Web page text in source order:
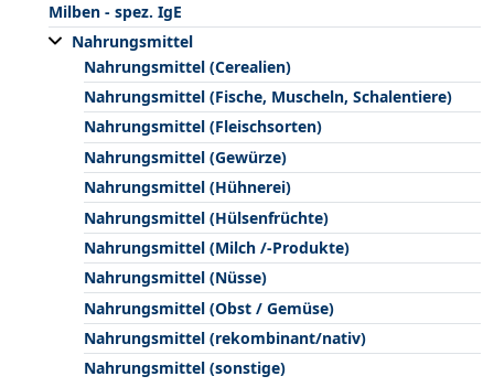
Milben - spez. IgE
Nahrungsmittel
Nahrungsmittel (Cerealien)
Nahrungsmittel (Fische, Muscheln, Schalentiere)
Nahrungsmittel (Fleischsorten)
Nahrungsmittel (Gewürze)
Nahrungsmittel (Hühnerei)
Nahrungsmittel (Hülsenfrüchte)
Nahrungsmittel (Milch /-Produkte)
Nahrungsmittel (Nüsse)
Nahrungsmittel (Obst / Gemüse)
Nahrungsmittel (rekombinant/nativ)
Nahrungsmittel (sonstige)